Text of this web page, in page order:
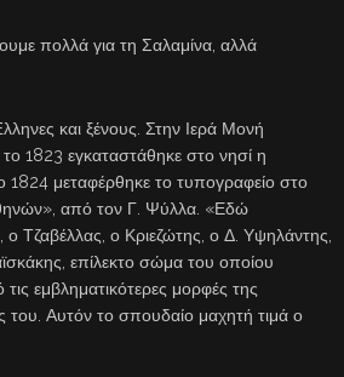
πολλά για τη Σαλαμίνα, αλλά
και ξένους. Στην Ιερά Μονή
1823 εγκαταστάθηκε στο νησί η
1824 μεταφέρθηκε το τυπογραφείο στο
από τον Γ. Ψύλλα. «Εδώ
Τζαβέλλας, ο Κριεζώτης, ο Δ. Υψηλάντης,
επίλεκτο σώμα του οποίου
εμβληματικότερες μορφές της
Αυτόν το σπουδαίο μαχητή τιμά ο